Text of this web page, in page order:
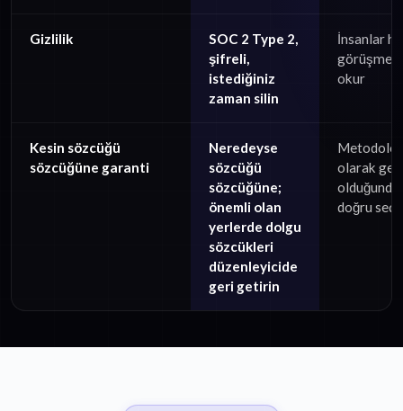
Gizlilik
SOC 2 Type 2,
şifreli,
istediğiniz
zaman silin
İnsanlar
okur
Kesin sözcüğü
sözcüğüne garanti
Neredeyse
sözcüğü
sözcüğüne;
önemli olan
yerlerde dolgu
sözcükleri
düzenleyicide
geri getirin
olarak
olduğunda
doğru